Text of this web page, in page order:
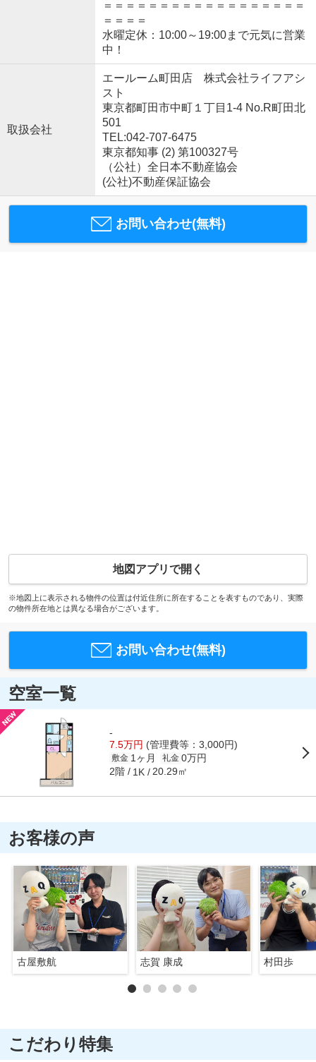
＝＝＝＝＝＝＝＝＝＝＝＝＝＝＝＝＝＝
＝＝＝＝
水曜定休：10:00～19:00まで元気に営業
中！
取扱会社
エールーム町田店 株式会社ライフアシ
スト
東京都町田市中町１丁目1-4 No.R町田北
501
TEL:042-707-6475
東京都知事 (2) 第100327号
（公社）全日本不動産協会
(公社)不動産保証協会
お問い合わせ(無料)
地図アプリで開く
※地図上に表示される物件の位置は付近住所に所在することを表すものであり、実際
の物件所在地とは異なる場合がございます。
お問い合わせ(無料)
空室一覧
-
7.5万円 (管理費等：3,000円)
敷金 1ヶ月 礼金 0万円
2階 1K 20.29㎡
お客様の声
古屋敷航 志賀 康成 村田歩
こだわり特集